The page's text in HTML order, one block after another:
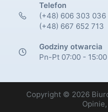
Telefon
(+48) 606 303 036
(+48) 667 652 713
Godziny otwarcia
Pn-Pt 07:00 - 15:00
Copyright © 2026